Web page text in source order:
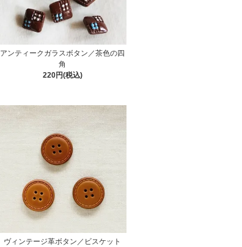
アンティークガラスボタン／茶色の四
角
220円(税込)
ヴィンテージ革ボタン／ビスケット